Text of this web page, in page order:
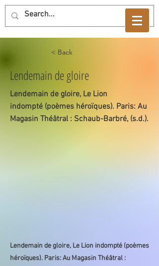
< Back
Lendemain de gloire
Lendemain de gloire, Le Lion
indompté (poèmes héroïques). Paris: Au
Magasin Théâtral : Schaub-Barbré, (s.d.).
Lendemain de gloire, Le Lion indompté (poèmes
héroïques). Paris: Au Magasin Théâtral :